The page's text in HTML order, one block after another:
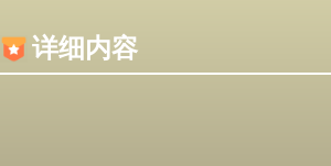
详细内容